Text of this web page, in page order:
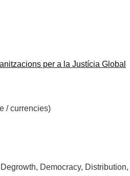
per a la Justícia Global
/ currencies)
Democracy,